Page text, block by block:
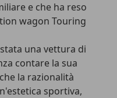
e che ha reso
wagon Touring
una vettura di
contare la sua
la razionalità
sportiva,